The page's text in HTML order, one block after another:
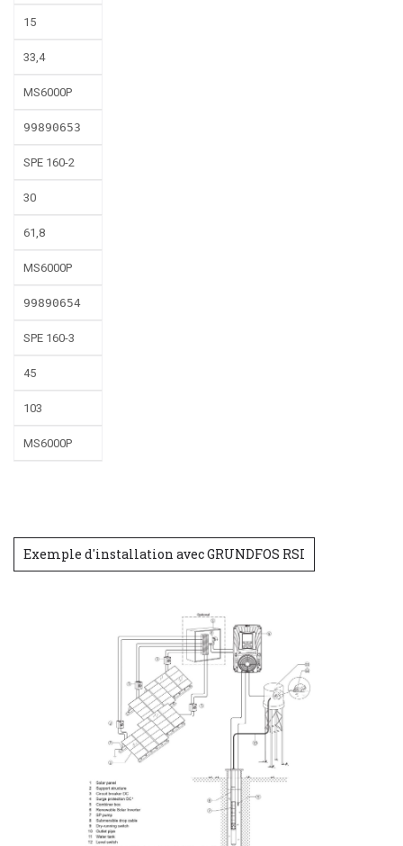
15
33,4
MS6000P
99890653
SPE 160-2
30
61,8
MS6000P
99890654
SPE 160-3
45
103
MS6000P
Exemple d'installation avec GRUNDFOS RSI